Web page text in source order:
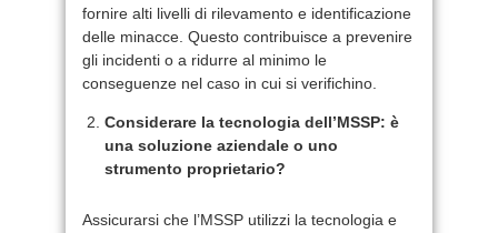
fornire alti livelli di rilevamento e identificazione
delle minacce. Questo contribuisce a prevenire
gli incidenti o a ridurre al minimo le
conseguenze nel caso in cui si verifichino.
Considerare la tecnologia dell’MSSP: è
una soluzione aziendale o uno
strumento proprietario?
Assicurarsi che l’MSSP utilizzi la tecnologia e